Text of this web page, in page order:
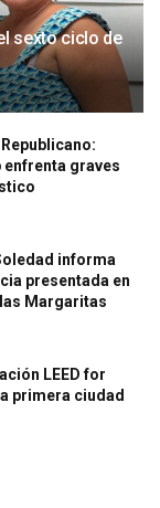
sexto ciclo de
graves
informa
presentada en
Margaritas
LEED for
primera ciudad